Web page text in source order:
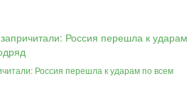
Россия перешла к ударам по всем